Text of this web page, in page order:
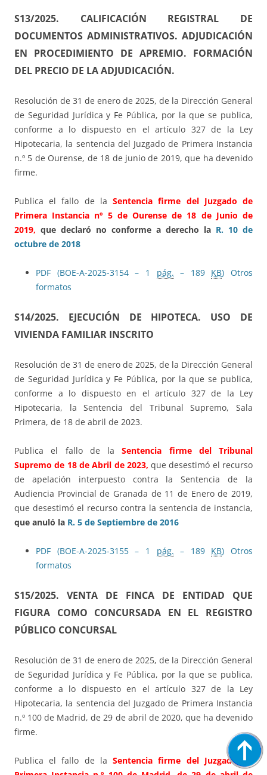
S13/2025. CALIFICACIÓN REGISTRAL DE
DOCUMENTOS ADMINISTRATIVOS. ADJUDICACIÓN
EN PROCEDIMIENTO DE APREMIO. FORMACIÓN
DEL PRECIO DE LA ADJUDICACIÓN.
Resolución de 31 de enero de 2025, de la Dirección General
de Seguridad Jurídica y Fe Pública, por la que se publica,
conforme a lo dispuesto en el artículo 327 de la Ley
Hipotecaria, la sentencia del Juzgado de Primera Instancia
n.º 5 de Ourense, de 18 de junio de 2019, que ha devenido
firme.
Publica el fallo de laSentencia firme del Juzgado de
Primera Instancia nº 5 de Ourense de 18 de Junio de
2019, que declaró no conforme a derecho la R. 10 de
octubre de 2018
PDF (BOE-A-2025-3154 – 1 pág. – 189 KB) Otros
formatos
S14/2025. EJECUCIÓN DE HIPOTECA. USO DE
VIVIENDA FAMILIAR INSCRITO
Resolución de 31 de enero de 2025, de la Dirección General
de Seguridad Jurídica y Fe Pública, por la que se publica,
conforme a lo dispuesto en el artículo 327 de la Ley
Hipotecaria, la Sentencia del Tribunal Supremo, Sala
Primera, de 18 de abril de 2023.
Publica el fallo de laSentencia firme del Tribunal
Supremo de 18 de Abril de 2023, que desestimó el recurso
de apelación interpuesto contra la Sentencia de la
Audiencia Provincial de Granada de 11 de Enero de 2019,
que desestimó el recurso contra la sentencia de instancia,
que anuló la R. 5 de Septiembre de 2016
PDF (BOE-A-2025-3155 – 1 pág. – 189 KB) Otros
formatos
S15/2025. VENTA DE FINCA DE ENTIDAD QUE
FIGURA COMO CONCURSADA EN EL REGISTRO
PÚBLICO CONCURSAL
Resolución de 31 de enero de 2025, de la Dirección General
de Seguridad Jurídica y Fe Pública, por la que se publica,
conforme a lo dispuesto en el artículo 327 de la Ley
Hipotecaria, la sentencia del Juzgado de Primera Instancia
n.º 100 de Madrid, de 29 de abril de 2020, que ha devenido
firme.
Publica el fallo de laSentencia firme del Juzgado de